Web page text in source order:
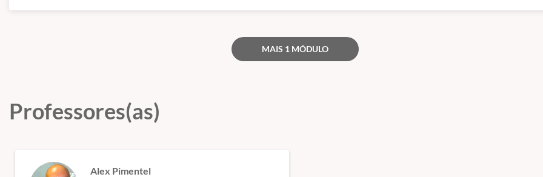
MAIS 1 MÓDULO
Professores(as)
Alex Pimentel